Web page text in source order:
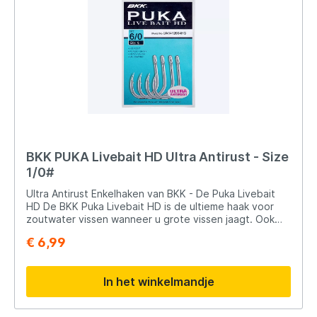
BKK PUKA Livebait HD Ultra Antirust - Size
1/0#
Ultra Antirust Enkelhaken van BKK - De Puka Livebait
HD De BKK Puka Livebait HD is de ultieme haak voor
zoutwater vissen wanneer u grote vissen jaagt. Ook
geschikt. Hij heeft een hoogbelastbare gesmede
Antirust-coating die uitstekende
corrosiebestendigheid biedt. Producttype: Enkelhaak
Productveiligheidsinformatie Scherpe haken: Wees
voorzichtig bij het hanteren van aassoorten met
€ 6,99
In het winkelmandje